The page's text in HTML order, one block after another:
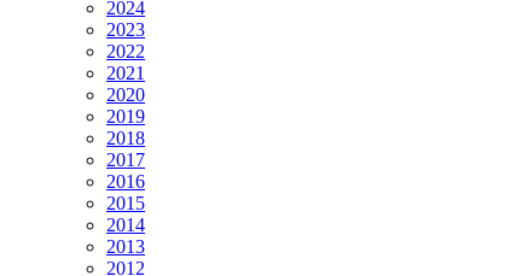
2024
2023
2022
2021
2020
2019
2018
2017
2016
2015
2014
2013
2012